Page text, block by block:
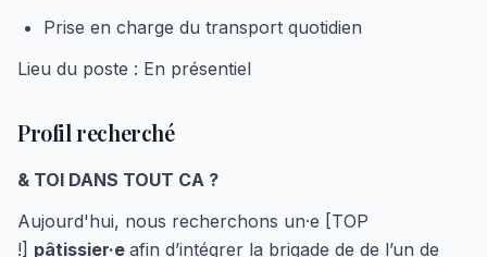
Prise en charge du transport quotidien
Lieu du poste : En présentiel
Profil recherché
& TOI DANS TOUT CA ?
Aujourd'hui, nous recherchons un·e [TOP
!] pâtissier·e afin d’intégrer la brigade de de l’un de